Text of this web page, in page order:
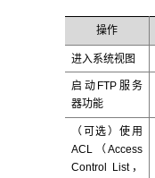
操作
进入系统视图
启动FTP 服务
器功能
（可选）使用
ACL （Access
Control List，